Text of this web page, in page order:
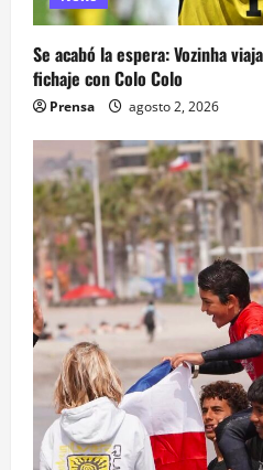
Se acabó la espera: Vozinha
fichaje con Colo Colo
Prensa agosto 2, 2026